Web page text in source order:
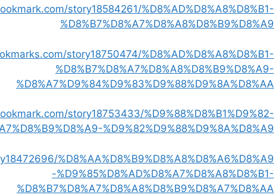
story18584261/%D8%AD%D8%A8%D8%B1-
%D8%B7%D8%A7%D8%A8%D8%B9%D8%A9
story18750474/%D8%AD%D8%A8%D8%B1-
%D8%B7%D8%A7%D8%A8%D8%B9%D8%A9-
%D8%A7%D9%84%D9%83%D9%88%D9%8A%D8%AA
story18753433/%D9%88%D8%B1%D9%82-
%D9%82%D9%88%D9%8A%D8%A9
%D8%AA%D8%B9%D8%A8%D8%A6%D8%A9
-%D9%85%D8%AD%D8%A7%D8%A8%D8%B1-
%D8%B7%D8%A7%D8%A8%D8%B9%D8%A7%D8%AA